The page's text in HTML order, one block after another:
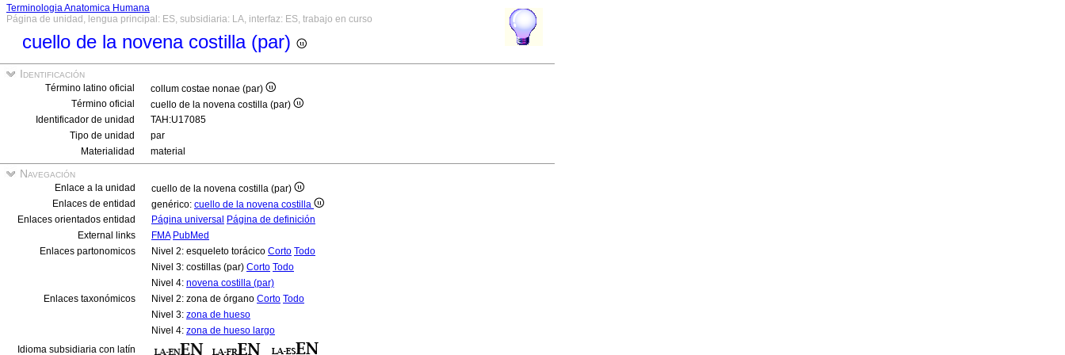
Terminologia Anatomica Humana
Página de unidad, lengua principal: ES, subsidiaria: LA, interfaz: ES, trabajo en curso
cuello de la novena costilla (par)
Identificación
Término latino oficial
collum costae nonae (par)
Término oficial
cuello de la novena costilla (par)
Identificador de unidad
TAH:U17085
Tipo de unidad
par
Materialidad
material
Navegación
Enlace a la unidad
cuello de la novena costilla (par)
Enlaces de entidad
genérico: cuello de la novena costilla
Enlaces orientados entidad
Página universal Página de definición
External links
FMA PubMed
Enlaces partonomicos
Nivel 2: esqueleto torácico Corto Todo
Nivel 3: costillas (par) Corto Todo
Nivel 4: novena costilla (par)
Enlaces taxonómicos
Nivel 2: zona de órgano Corto Todo
Nivel 3: zona de hueso
Nivel 4: zona de hueso largo
Idioma subsidiaria con latín